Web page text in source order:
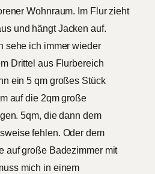
Wohnraum. Im Flur zieht
und hängt Jacken auf.
sehe ich immer wieder
Drittel aus Flurbereich
ein 5 qm großes Stück
auf die 2qm große
5qm, die dann dem
fehlen. Oder dem
auf große Badezimmer mit
mich in einem